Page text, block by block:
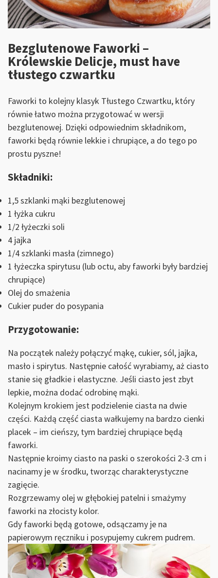
Bezglutenowe Faworki –
Królewskie Delicje, must have
tłustego czwartku
Faworki to kolejny klasyk Tłustego Czwartku, który
równie łatwo można przygotować w wersji
bezglutenowej. Dzięki odpowiednim składnikom,
faworki będą równie lekkie i chrupiące, a do tego po
prostu pyszne!
Składniki:
1,5 szklanki mąki bezglutenowej
1 łyżka cukru
1/2 łyżeczki soli
4 jajka
1/4 szklanki masła (zimnego)
1 łyżeczka spirytusu (lub octu, aby faworki były bardziej
chrupiące)
Olej do smażenia
Cukier puder do posypania
Przygotowanie:
Na początek należy połączyć mąkę, cukier, sól, jajka,
masło i spirytus. Następnie całość wyrabiamy, aż ciasto
stanie się gładkie i elastyczne. Jeśli ciasto jest zbyt
lepkie, można dodać odrobinę mąki.
Kolejnym krokiem jest podzielenie ciasta na dwie
części. Każdą część ciasta wałkujemy na bardzo cienki
placek – im cieńszy, tym bardziej chrupiące będą
faworki.
Następnie kroimy ciasto na paski o szerokości 2-3 cm i
nacinamy je w środku, tworząc charakterystyczne
zagięcie.
Rozgrzewamy olej w głębokiej patelni i smażymy
faworki na złocisty kolor.
Gdy faworki będą gotowe, odsączamy je na
papierowym ręczniku i posypujemy cukrem pudrem.